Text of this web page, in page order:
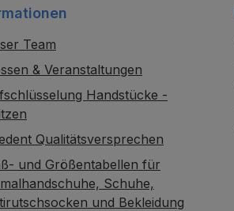
Team
& Veranstaltungen
Handstücke -
Qualitätsversprechen
und Größentabellen für
Schuhe,
und Bekleidung